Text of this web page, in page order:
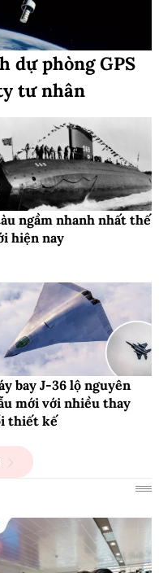
dự phòng GPS
tư nhân
ngầm nhanh nhất thế
hiện nay
bay J-36 lộ nguyên
mới với nhiều thay
thiết kế